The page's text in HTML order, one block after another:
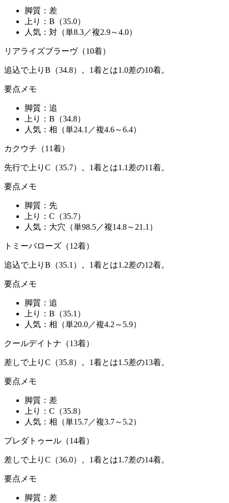
脚質： 差
上り： B（35.0）
人気： 対（単8.3／複2.9～4.0）
リアライズブラーヴ（10着）
追込で上りB（34.8）。1着とは1.0差の10着。
要点メモ
脚質： 追
上り： B（34.8）
人気： 相（単24.1／複4.6～6.4）
カクウチ（11着）
先行で上りC（35.7）。1着とは1.1差の11着。
要点メモ
脚質： 先
上り： C（35.7）
人気： 大穴（単98.5／複14.8～21.1）
トミーバローズ（12着）
追込で上りB（35.1）。1着とは1.2差の12着。
要点メモ
脚質： 追
上り： B（35.1）
人気： 相（単20.0／複4.2～5.9）
クールデイトナ（13着）
差しで上りC（35.8）。1着とは1.5差の13着。
要点メモ
脚質： 差
上り： C（35.8）
人気： 相（単15.7／複3.7～5.2）
プレダトゥール（14着）
差しで上りC（36.0）。1着とは1.7差の14着。
要点メモ
脚質： 差